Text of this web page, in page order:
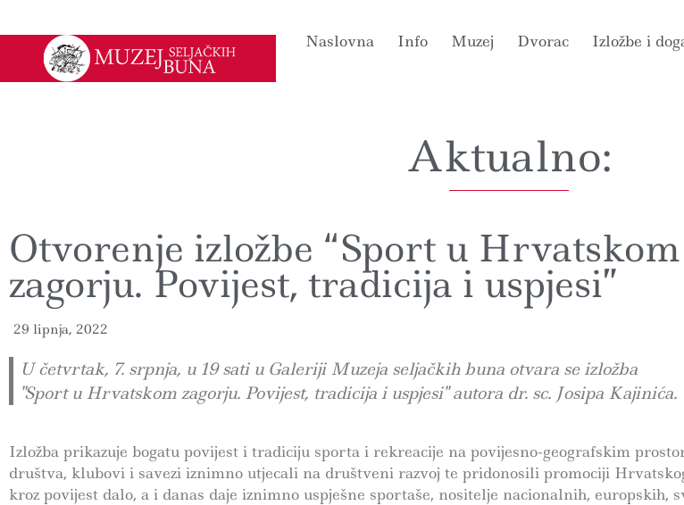
Naslovna Info Muzej Dvorac Izložbe i
Aktualno:
Otvorenje izložbe “Sport u Hrvatskom
zagorju. Povijest, tradicija i uspjesi”
29 lipnja, 2022
U četvrtak, 7. srpnja, u 19 sati u Galeriji Muzeja seljačkih buna otvara se izložba
"Sport u Hrvatskom zagorju. Povijest, tradicija i uspjesi" autora dr. sc. Josipa Kajinića.
Izložba prikazuje bogatu povijest i tradiciju sporta i rekreacije na povijesno-geografskim
društva, klubovi i savezi iznimno utjecali na društveni razvoj te pridonosili promociji
kroz povijest dalo, a i danas daje iznimno uspješne sportaše, nositelje nacionalnih, europskih,